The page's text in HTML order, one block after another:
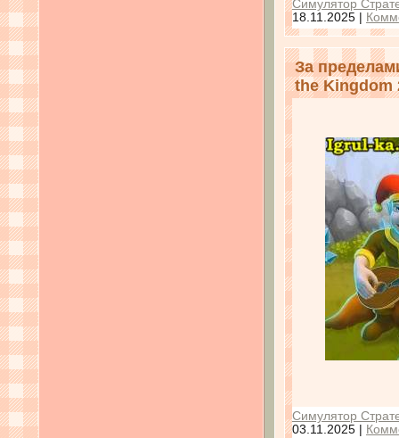
Симулятор
18.11.2025
За
the Kingdom
Симулятор
03.11.2025